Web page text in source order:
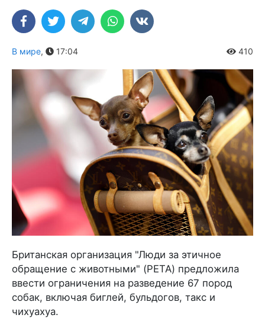
В мире, 17:04 410
Британская организация "Люди за этичное
обращение с животными" (PETA) предложила
ввести ограничения на разведение 67 пород
собак, включая биглей, бульдогов, такс и
чихуахуа.